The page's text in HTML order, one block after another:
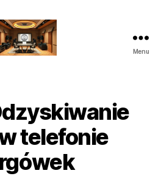
Audio
Wideo
Menu
telefonie